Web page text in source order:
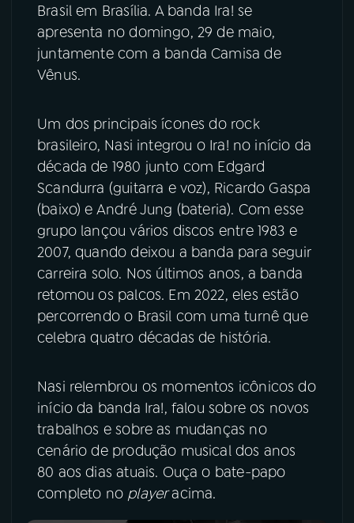
Brasil em Brasília. A banda Ira! se
apresenta no domingo, 29 de maio,
juntamente com a banda Camisa de
Vênus.
Um dos principais ícones do rock
brasileiro, Nasi integrou o Ira! no início da
década de 1980 junto com Edgard
Scandurra (guitarra e voz), Ricardo Gaspa
(baixo) e André Jung (bateria). Com esse
grupo lançou vários discos entre 1983 e
2007, quando deixou a banda para seguir
carreira solo. Nos últimos anos, a banda
retomou os palcos. Em 2022, eles estão
percorrendo o Brasil com uma turnê que
celebra quatro décadas de história.
Nasi relembrou os momentos icônicos do
início da banda Ira!, falou sobre os novos
trabalhos e sobre as mudanças no
cenário de produção musical dos anos
80 aos dias atuais. Ouça o bate-papo
completo noplayeracima.